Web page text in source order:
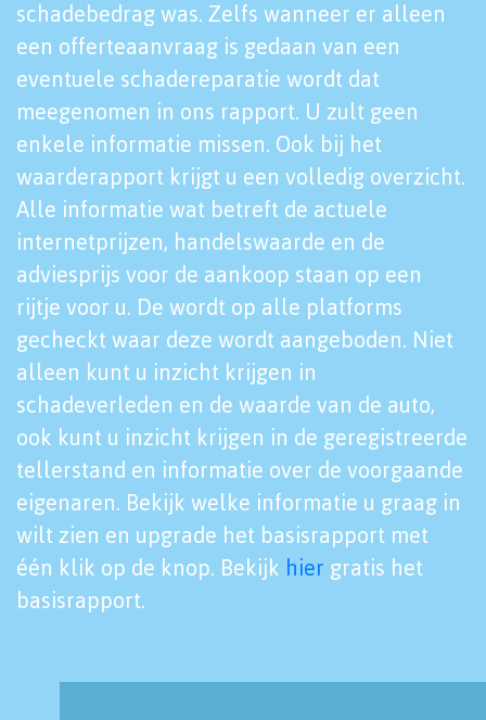
schadebedrag was. Zelfs wanneer er alleen
een offerteaanvraag is gedaan van een
eventuele schadereparatie wordt dat
meegenomen in ons rapport. U zult geen
enkele informatie missen. Ook bij het
waarderapport krijgt u een volledig overzicht.
Alle informatie wat betreft de actuele
internetprijzen, handelswaarde en de
adviesprijs voor de aankoop staan op een
rijtje voor u. De wordt op alle platforms
gecheckt waar deze wordt aangeboden. Niet
alleen kunt u inzicht krijgen in
schadeverleden en de waarde van de auto,
ook kunt u inzicht krijgen in de geregistreerde
tellerstand en informatie over de voorgaande
eigenaren. Bekijk welke informatie u graag in
wilt zien en upgrade het basisrapport met
één klik op de knop. Bekijk hier gratis het
basisrapport.